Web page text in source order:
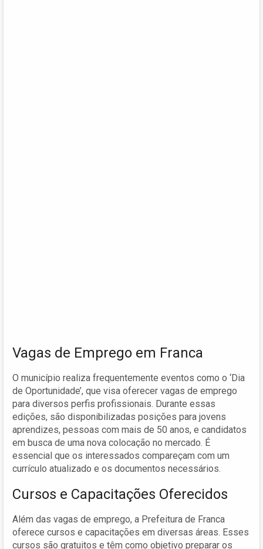
Vagas de Emprego em Franca
O município realiza frequentemente eventos como o ‘Dia
de Oportunidade’, que visa oferecer vagas de emprego
para diversos perfis profissionais. Durante essas
edições, são disponibilizadas posições para jovens
aprendizes, pessoas com mais de 50 anos, e candidatos
em busca de uma nova colocação no mercado. É
essencial que os interessados compareçam com um
currículo atualizado e os documentos necessários.
Cursos e Capacitações Oferecidos
Além das vagas de emprego, a Prefeitura de Franca
oferece cursos e capacitações em diversas áreas. Esses
cursos são gratuitos e têm como objetivo preparar os